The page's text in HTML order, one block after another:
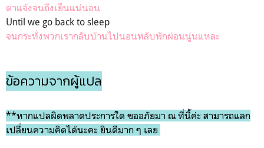
ตาแจ้งจนถึงเย็นแน่นอน
Until we go back to sleep
จนกระทั่งพวกเรากลับบ้านไปนอนหลับพักผ่อนนู่นแหละ
ข้อความจากผู้แปล
**หากแปลผิดพลาดประการใด ขออภัยมา ณ ที่นี้ค่ะ สามารถแลก
เปลี่ยนความคิดได้นะคะ ยินดีมาก ๆ เลย